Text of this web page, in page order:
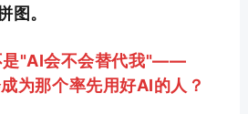
图。
是"AI会不会替代我"——
为那个率先用好AI的人？